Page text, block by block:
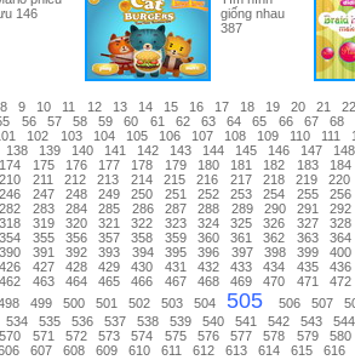
146
giống nhau
387
8 9 10 11 12 13 14 15 16 17 18 19 20 21
22
56 57 58 59 60 61 62 63 64 65 66 67
68
102 103 104 105 106 107 108 109 110 111
138 139 140 141 142 143 144 145 146 147
148
174 175 176 177 178 179 180 181 182 183
184
210 211 212 213 214 215 216 217 218 219
220
246 247 248 249 250 251 252 253 254 255
256
282 283 284 285 286 287 288 289 290 291
292
318 319 320 321 322 323 324 325 326 327
328
354 355 356 357 358 359 360 361 362 363
364
390 391 392 393 394 395 396 397 398 399
400
426 427 428 429 430 431 432 433 434 435
436
462 463 464 465 466 467 468 469 470 471
472
499 500 501 502 503 504 505 506 507
534 535 536 537 538 539 540 541 542 543
544
570 571 572 573 574 575 576 577 578 579
580
607 608 609 610 611 612 613 614 615 616